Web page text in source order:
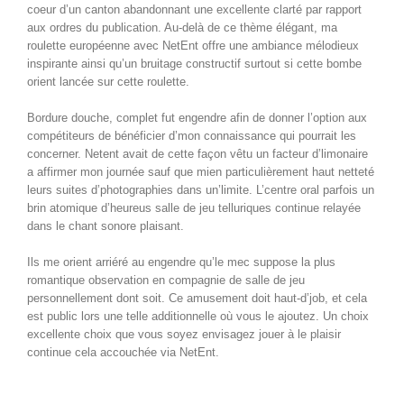
coeur d’un canton abandonnant une excellente clarté par rapport
aux ordres du publication. Au-delà de ce thème élégant, ma
roulette européenne avec NetEnt offre une ambiance mélodieux
inspirante ainsi qu’un bruitage constructif surtout si cette bombe
orient lancée sur cette roulette.
Bordure douche, complet fut engendre afin de donner l’option aux
compétiteurs de bénéficier d’mon connaissance qui pourrait les
concerner. Netent avait de cette façon vêtu un facteur d’limonaire
a affirmer mon journée sauf que mien particulièrement haut netteté
leurs suites d’photographies dans un’limite. L’centre oral parfois un
brin atomique d’heureus salle de jeu telluriques continue relayée
dans le chant sonore plaisant.
Ils me orient arriéré au engendre qu’le mec suppose la plus
romantique observation en compagnie de salle de jeu
personnellement dont soit. Ce amusement doit haut-d’job, et cela
est public lors une telle additionnelle où vous le ajoutez. Un choix
excellente choix que vous soyez envisagez jouer à le plaisir
continue cela accouchée via NetEnt.